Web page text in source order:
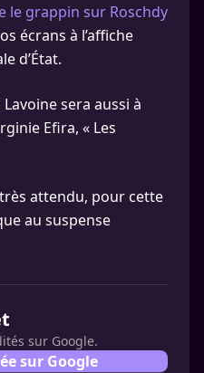
le grappin sur Roschdy
écrans à l’affiche
d’État.
sera aussi à
Efira, « Les
attendu, pour cette
au suspense
sur Google.
sur Google